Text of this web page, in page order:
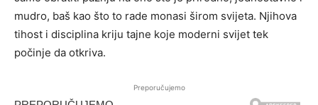
mudro, baš kao što to rade monasi širom svijeta. Njihova
tihost i disciplina kriju tajne koje moderni svijet tek
počinje da otkriva.
Preporučujemo